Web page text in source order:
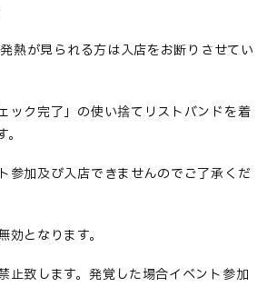
熱が見られる方は入店をお断りさせてい
ック完了」の使い捨てリストバンドを着
参加及び入店できませんのでご了承くだ
となります。
止致します。発覚した場合イベント参加